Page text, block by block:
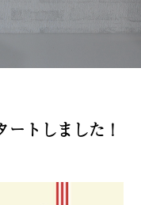
トしました！